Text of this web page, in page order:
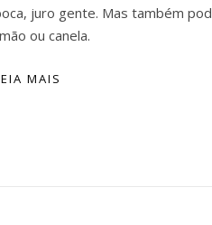
juro gente. Mas também
ou canela.
MAIS